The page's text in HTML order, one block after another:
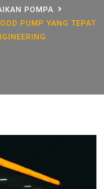
POMPA
PUMP YANG TEPAT